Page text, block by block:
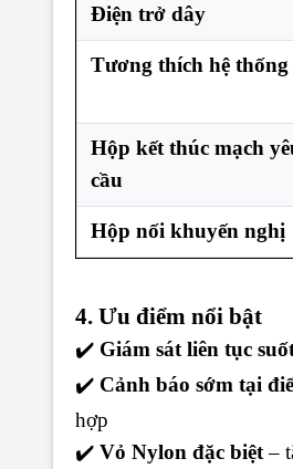
Điện trở dây
Tương thích hệ thống
Hộp kết thúc mạch
cầu
Hộp nối khuyến nghị
4. Ưu điểm nổi bật
✔️ Giám sát liên tục
✔️ Cảnh báo sớm tại
hợp
✔️ Vỏ Nylon đặc biệt–